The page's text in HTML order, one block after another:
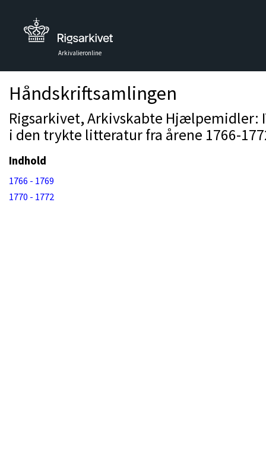
Arkivalieronline
Håndskriftsamlingen
Rigsarkivet, Arkivskabte Hjælpemidler:
i den trykte litteratur fra årene 1766-
Indhold
1766 - 1769
1770 - 1772